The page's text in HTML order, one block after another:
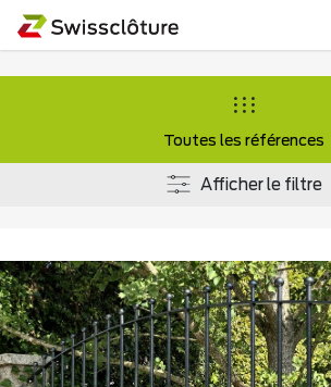
Toutes les références
Afficher le filtre